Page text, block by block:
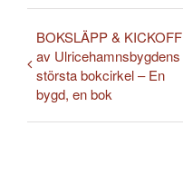
BOKSLÄPP & KICKOFF
av Ulricehamnsbygdens
största bokcirkel – En
bygd, en bok